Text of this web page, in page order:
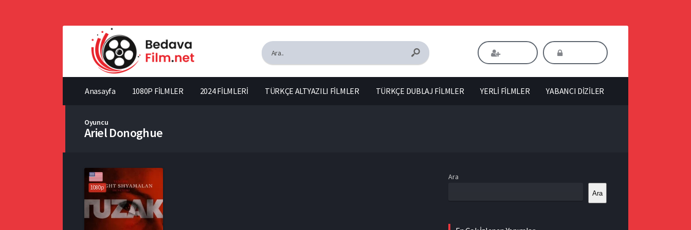
Anasayfa 1080P FİLMLER 2024 FİLMLERİ TÜRKÇE ALTYAZILI FİLMLER TÜRKÇE DUBLAJ FİLMLER YERLİ FİLMLER YABANCI DİZİLER
Oyuncu
Ariel Donoghue
1080p
Ara
Ara